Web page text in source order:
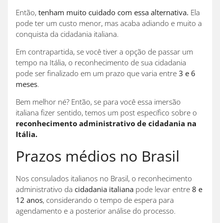
Então, tenham muito cuidado com essa alternativa. Ela
pode ter um custo menor, mas acaba adiando e muito a
conquista da cidadania italiana.
Em contrapartida, se você tiver a opção de passar um
tempo na Itália, o reconhecimento de sua cidadania
pode ser finalizado em um prazo que varia entre 3 e 6
meses.
Bem melhor né? Então, se para você essa imersão
italiana fizer sentido, temos um post específico sobre o
reconhecimento administrativo de cidadania na
Itália.
Prazos médios no Brasil
Nos consulados italianos no Brasil, o reconhecimento
administrativo da cidadania italiana pode levar entre 8 e
12 anos, considerando o tempo de espera para
agendamento e a posterior análise do processo.